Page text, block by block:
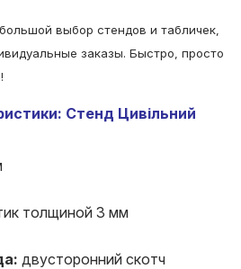
выбор стендов и табличек,
заказы. Быстро, просто
Стенд Цивільний
толщиной 3 мм
двусторонний скотч